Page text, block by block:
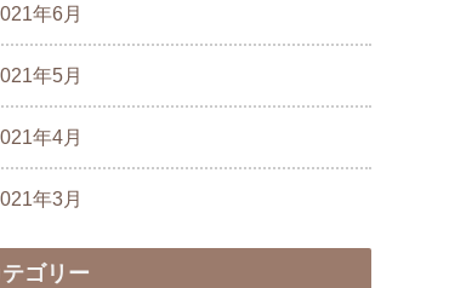
年6月
年5月
年4月
年3月
ゴリー